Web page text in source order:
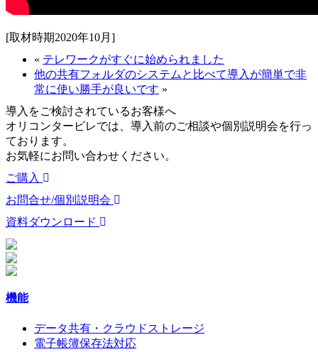
[取材時期2020年10月]
« テレワークがすぐに始められました
他の共有フォルダのシステムと比べて導入が簡単で非
常に使い勝手が良いです »
導入をご検討されているお客様へ
オリコンタービレでは、導入前のご相談や個別説明会を行っ
ております。
お気軽にお問い合わせください。
ご購入
お問合せ/個別説明会
資料ダウンロード
機能
データ共有・クラウドストレージ
電子帳簿保存法対応